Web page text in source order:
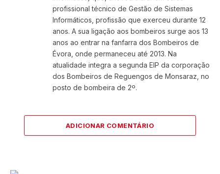
profissional técnico de Gestão de Sistemas
Informáticos, profissão que exerceu durante 12
anos. A sua ligação aos bombeiros surge aos 13
anos ao entrar na fanfarra dos Bombeiros de
Évora, onde permaneceu até 2013. Na
atualidade integra a segunda EIP da corporação
dos Bombeiros de Reguengos de Monsaraz, no
posto de bombeira de 2º.
ADICIONAR COMENTÁRIO